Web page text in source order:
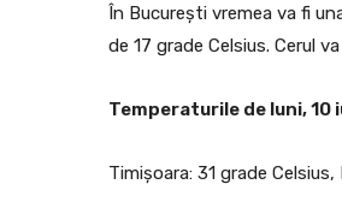
În București vremea va fi
de 17 grade Celsius. Cerul
Temperaturile de luni, 10
Timișoara: 31 grade